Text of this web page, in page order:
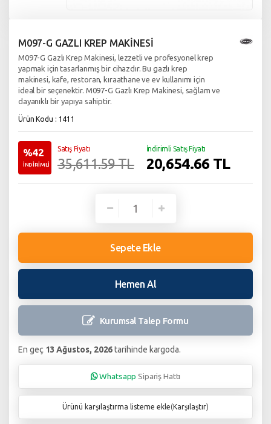
M097-G GAZLI KREP MAKİNESİ
M097-G Gazlı Krep Makinesi, lezzetli ve profesyonel krep
yapmak için tasarlanmış bir cihazdır. Bu gazlı krep
makinesi, kafe, restoran, kıraathane ve ev kullanımı için
ideal bir seçenektir. M097-G Gazlı Krep Makinesi, sağlam ve
dayanıklı bir yapıya sahiptir.
Ürün Kodu : 1411
%42
İNDİRİMLİ
Satış Fiyatı
35,611.59 TL
İndirimli Satış Fiyatı
20,654.66 TL
Sepete Ekle
Hemen Al
Kurumsal Talep Formu
En geç 13 Ağustos, 2026tarihinde kargoda.
Whatsapp Sipariş Hattı
Ürünü karşılaştırma listeme ekle( Karşılaştır)